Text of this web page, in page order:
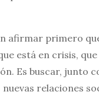
afirmar primero
está en crisis,
Es buscar, junto
relaciones